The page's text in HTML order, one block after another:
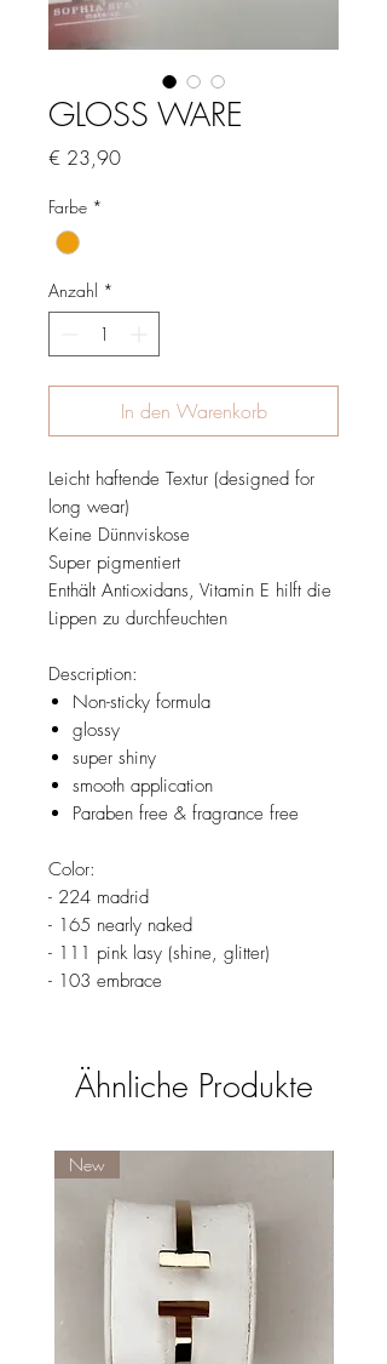
GLOSS WARE
€ 23,90Preis
Farbe *
Anzahl *
In den Warenkorb
Leicht haftende Textur (designed for
long wear)
Keine Dünnviskose
Super pigmentiert
Enthält Antioxidans, Vitamin E hilft die
Lippen zu durchfeuchten
Description:
Non-sticky formula
glossy
super shiny
smooth application
Paraben free & fragrance free
Color:
- 224 madrid
- 165 nearly naked
- 111 pink lasy (shine, glitter)
- 103 embrace
Ähnliche Produkte
New